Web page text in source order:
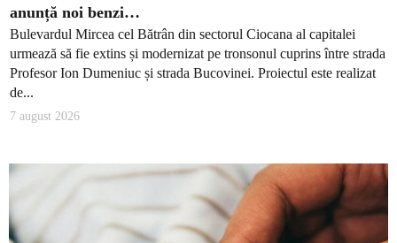
anunță noi benzi…
Bulevardul Mircea cel Bătrân din sectorul Ciocana al capitalei
urmează să fie extins și modernizat pe tronsonul cuprins între strada
Profesor Ion Dumeniuc și strada Bucovinei. Proiectul este realizat
de...
7 august 2026